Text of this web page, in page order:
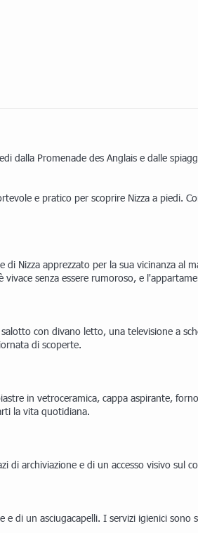
dalla Promenade des Anglais e dalle
e pratico per scoprire Nizza a piedi.
Nizza apprezzato per la sua vicinanza
senza essere rumoroso, e
con divano letto, una televisione a
di scoperte.
in vetroceramica, cappa aspirante,
la vita quotidiana.
di archiviazione e di un accesso visivo sul
di un asciugacapelli. I servizi igienici